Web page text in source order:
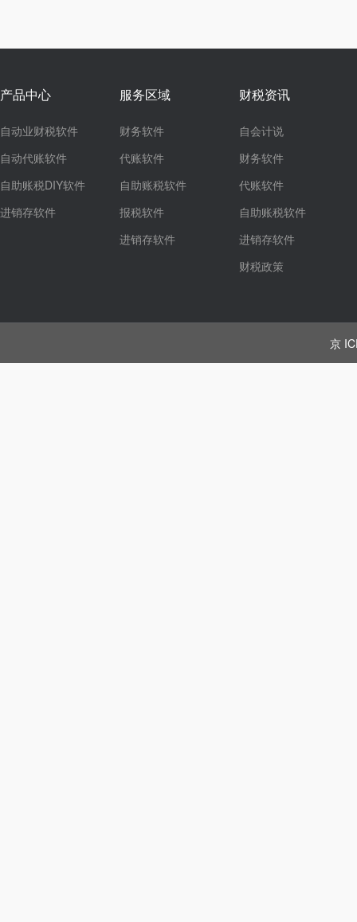
产品中心
自动业财税软件
自动代账软件
自助账税DIY软件
进销存软件
服务区域
财务软件
代账软件
自助账税软件
报税软件
进销存软件
财税资讯
自会计说
财务软件
代账软件
自助账税软件
进销存软件
财税政策
京